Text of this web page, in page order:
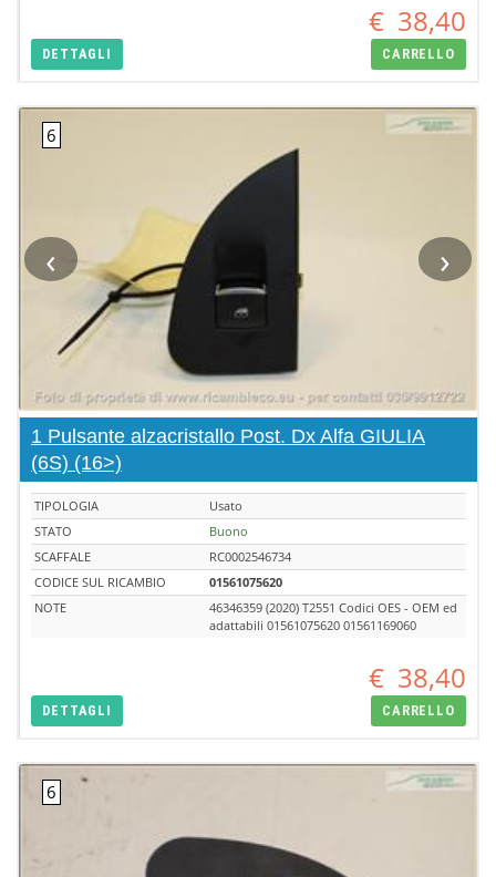
€ 38,40
DETTAGLI CARRELLO
‹ ›
1 Pulsante alzacristallo Post. Dx Alfa GIULIA
(6S) (16>)
TIPOLOGIA
Usato
STATO
Buono
SCAFFALE
RC0002546734
CODICE SUL RICAMBIO
01561075620
NOTE
46346359 (2020) T2551 Codici OES - OEM ed
adattabili 01561075620 01561169060
€ 38,40
DETTAGLI CARRELLO